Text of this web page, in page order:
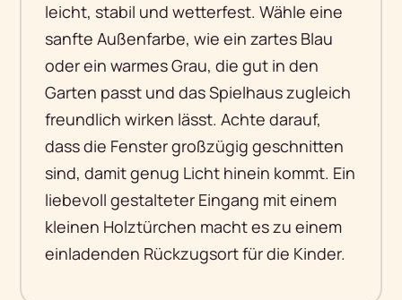
leicht, stabil und wetterfest. Wähle eine
sanfte Außenfarbe, wie ein zartes Blau
oder ein warmes Grau, die gut in den
Garten passt und das Spielhaus zugleich
freundlich wirken lässt. Achte darauf,
dass die Fenster großzügig geschnitten
sind, damit genug Licht hinein kommt. Ein
liebevoll gestalteter Eingang mit einem
kleinen Holztürchen macht es zu einem
einladenden Rückzugsort für die Kinder.